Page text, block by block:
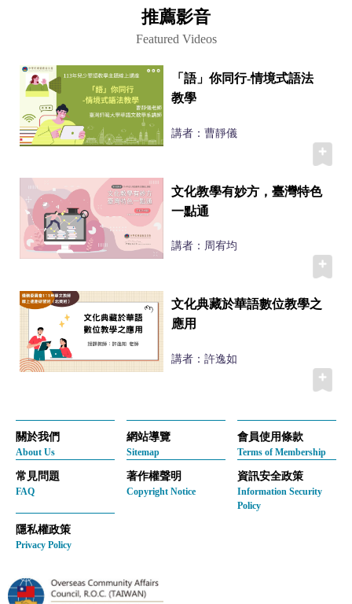
推薦影音
Featured Videos
「語」你同行-情境式語法
教學
講者：曹靜儀
文化教學有妙方，臺灣特色
一點通
講者：周宥均
文化典藏於華語數位教學之
應用
講者：許逸如
關於我們
About Us
網站導覽
Sitemap
會員使用條款
Terms of Membership
常見問題
FAQ
著作權聲明
Copyright Notice
資訊安全政策
Information Security
Policy
隱私權政策
Privacy Policy